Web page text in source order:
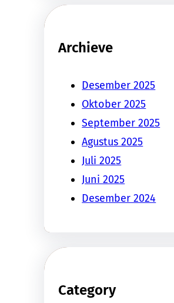
Archieve
Desember 2025
Oktober 2025
September 2025
Agustus 2025
Juli 2025
Juni 2025
Desember 2024
Category